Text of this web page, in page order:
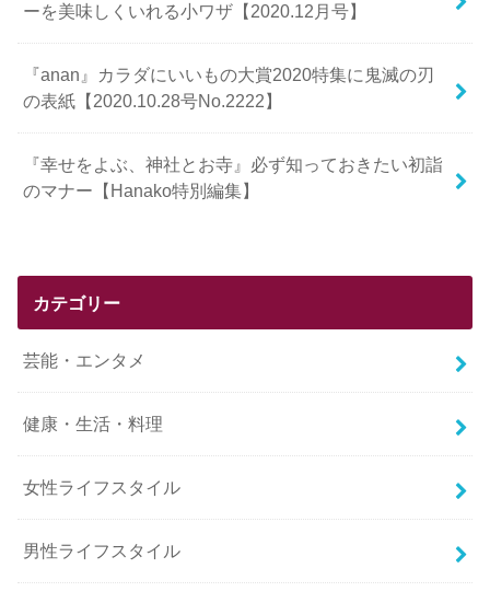
ーを美味しくいれる小ワザ【2020.12月号】
『anan』カラダにいいもの大賞2020特集に鬼滅の刃
の表紙【2020.10.28号No.2222】
『幸せをよぶ、神社とお寺』必ず知っておきたい初詣
のマナー【Hanako特別編集】
カテゴリー
芸能・エンタメ
健康・生活・料理
女性ライフスタイル
男性ライフスタイル